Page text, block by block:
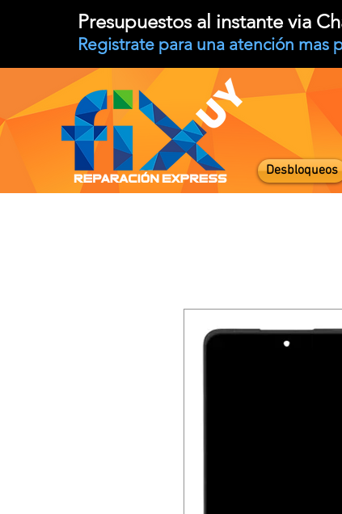
Presupuestos al instante via
Registrate para una atención mas
Desbloqueos